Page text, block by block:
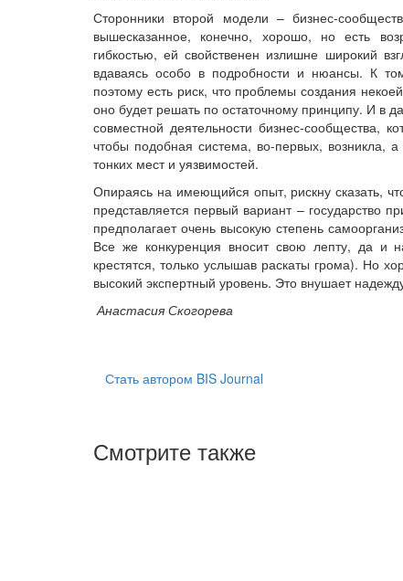
Сторонники второй модели – бизнес-
вышесказанное, конечно, хорошо, но есть
гибкостью, ей свойственен излишне широкий
вдаваясь особо в подробности и нюансы. К
поэтому есть риск, что проблемы создания
оно будет решать по остаточному принципу. И в
совместной деятельности бизнес-сообщества,
чтобы подобная система, во-первых, возникла,
тонких мест и уязвимостей.
Опираясь на имеющийся опыт, рискну сказать,
представляется первый вариант – государство
предполагает очень высокую степень
Все же конкуренция вносит свою лепту, да и
крестятся, только услышав раскаты грома). Но
высокий экспертный уровень. Это внушает
Анастасия Скогорева
Стать автором BIS Journal
Смотрите также